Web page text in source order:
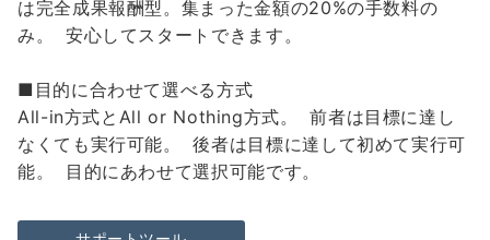
は完全成果報酬型。集まった金額の20%の手数料の
み。 安心してスタートできます。
■目的に合わせて選べる方式
All-in方式とAll or Nothing方式。 前者は目標に達し
なくても実行可能。 後者は目標に達して初めて実行可
能。 目的にあわせて選択可能です。